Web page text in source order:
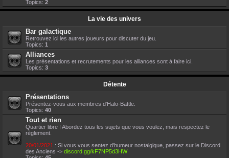
Topics: 2
La vie des univers
Bar galactique
Retrouvez ici les autres joueurs pour discuter du jeu.
Topics: 1
Alliances
Les présentations et recrutements pour les alliances sont à faire ici.
Topics: 3
Détente
Présentations
Présentez-vous aux membres d'Halo-Battle.
Topics: 40
Tout et rien
Quartier libre ! Abordez tous les sujets que vous voulez, mais respectez le
règlement.
20/01/2021 : Si vous vous sentez d'humeur nostalgique, passez sur le Discord
des Anciens -> discord.gg/kF7NP5d3HW